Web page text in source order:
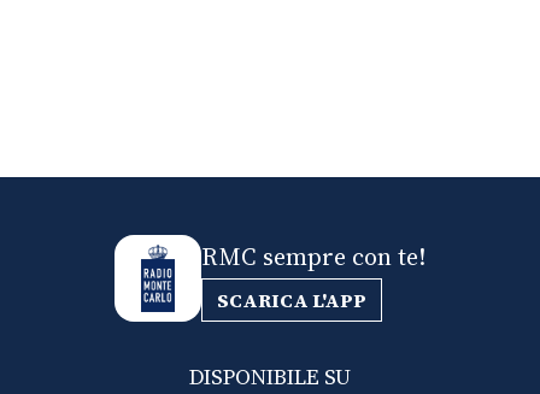
RMC sempre con te!
SCARICA L'APP
DISPONIBILE SU